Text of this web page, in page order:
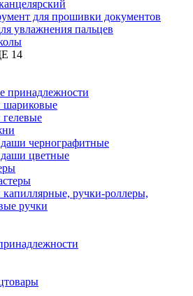
для прошивки документов
увлажнения пальцев
14
принадлежности
шариковые
чернографитные
цветные
капиллярные, ручки-роллеры,
ручки